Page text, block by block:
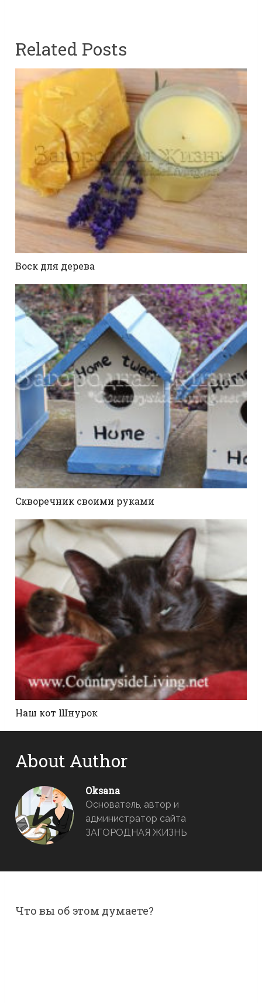
Related Posts
Воск для дерева
Cкворечник своими руками
Наш кот Шнурок
About Author
Oksana
Основатель, автор и
администратор сайта
ЗАГОРОДНАЯ ЖИЗНЬ
Что вы об этом думаете?